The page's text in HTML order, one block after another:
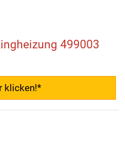
499003
klicken!*